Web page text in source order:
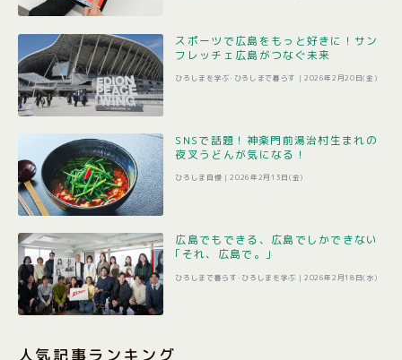
スポーツで広島をもっと好きに！サン
フレッチェ広島がつなぐ未来
ひろしまを学ぶ･ひろしまで暮らす | 2026年2月20日(金)
SNSで話題！神楽門前湯治村生まれの
夜叉うどんが気になる！
ひろしま自慢 |2026年2月13日(金)
広島でもできる、広島でしかできない
｢それ、広島で。｣
ひろしまで暮らす･ひろしまを学ぶ | 2026年2月18日(水)
人気記事ランキング